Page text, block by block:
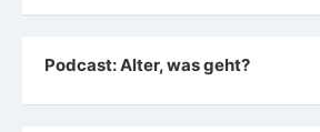
Podcast: Alter, was geht?